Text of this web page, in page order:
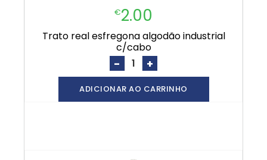
€2.00
trato real esfregona algodão industrial
c/cabo
- +
ADICIONAR AO CARRINHO